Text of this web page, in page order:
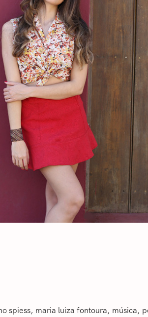
spiess maria luiza fontoura ‎música